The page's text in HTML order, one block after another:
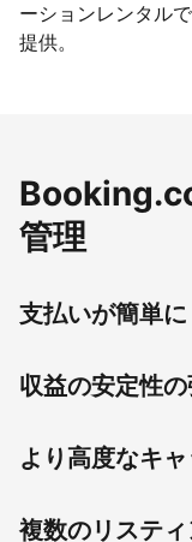
ーションレンタル
提供。
管理
支払いが簡単に
収益の安定性
より高度なキ
複数のリステ